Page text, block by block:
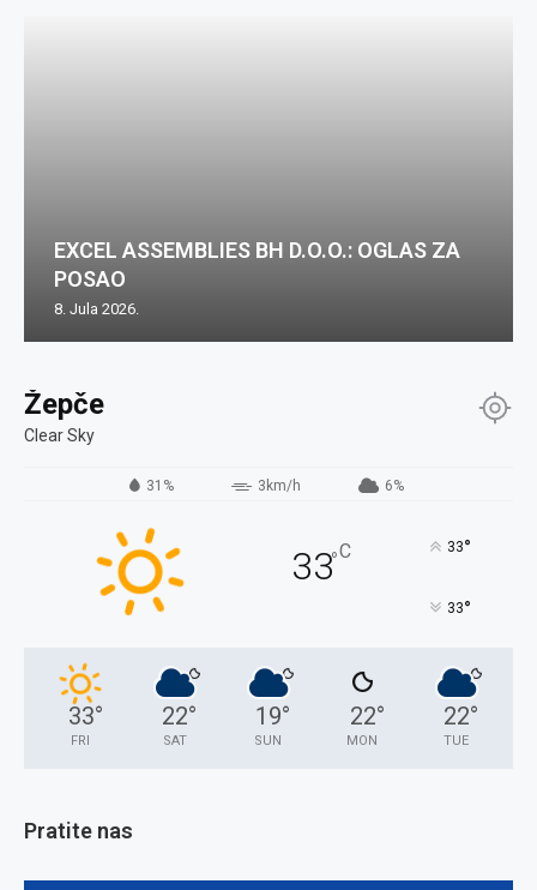
Žepče
Clear Sky
31% 3km/h 6%
33°C 33°
33°
33°
FRI
22°
SAT
19°
SUN
22°
MON
22°
TUE
Pratite nas
EXCEL ASSEMBLIES BH D.O.O.: OGLAS ZA
POSAO
8. Jula 2026.